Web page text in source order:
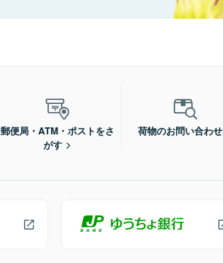
郵便局・ATM・ポストをさ
がす
荷物のお問い合わせ